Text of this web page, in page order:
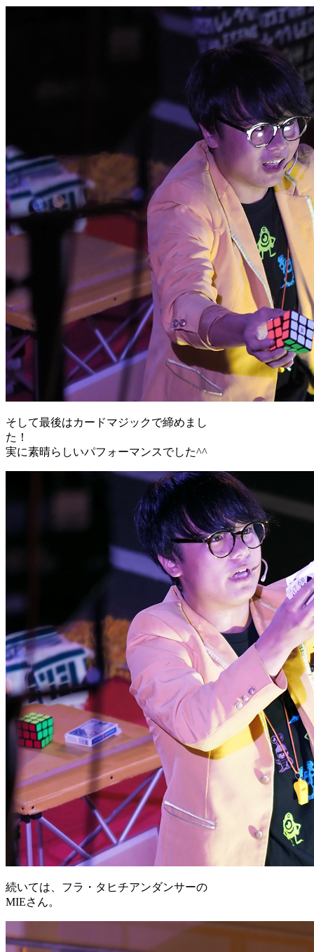
そして最後はカードマジックで締めまし
た！
実に素晴らしいパフォーマンスでした^^
続いては、フラ・タヒチアンダンサーの
MIEさん。